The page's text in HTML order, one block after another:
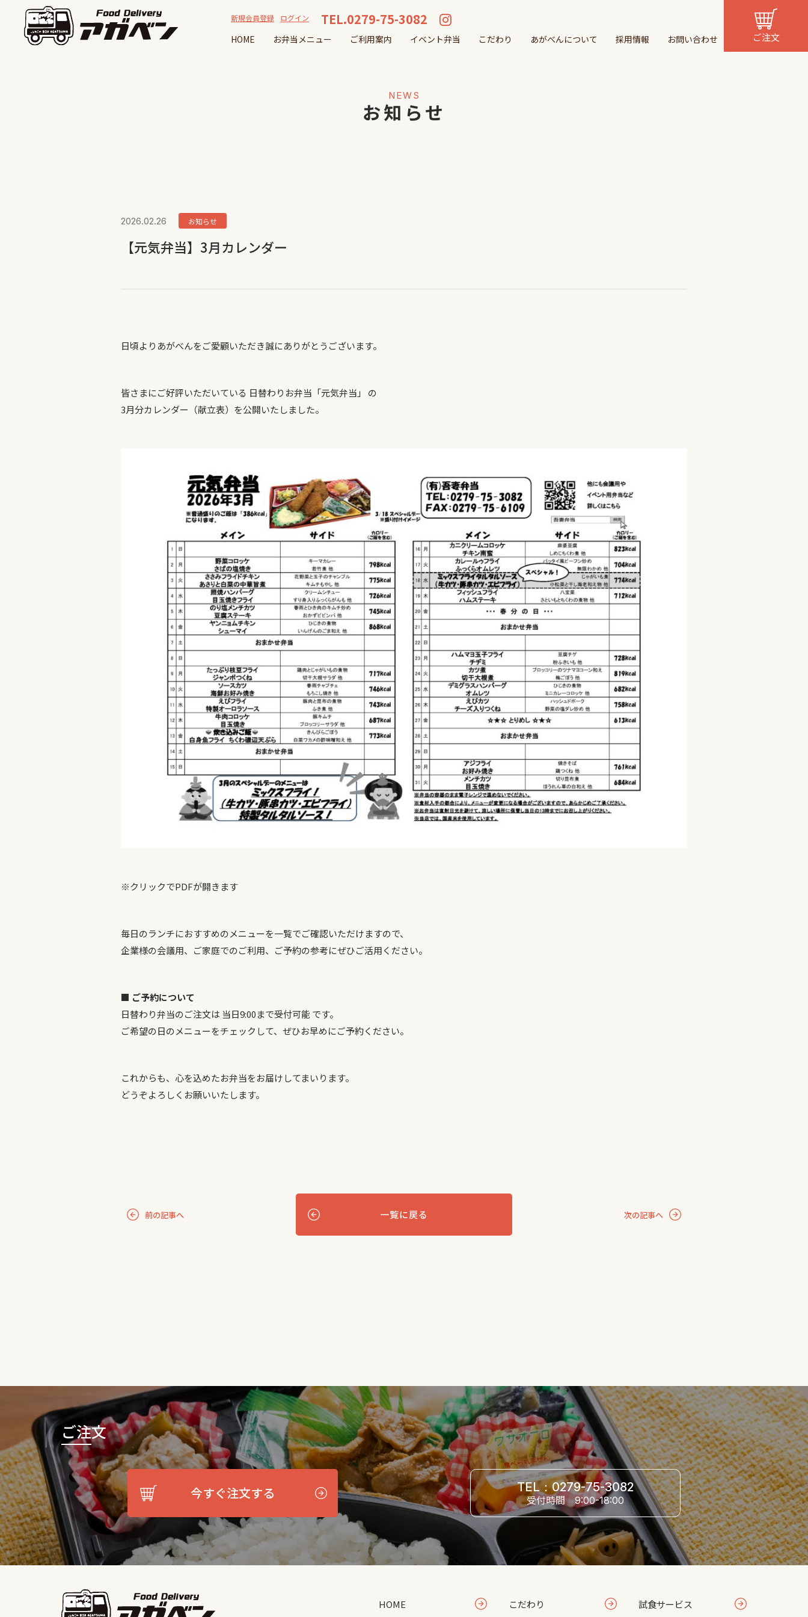
新規会員登録 ログイン TEL.0279-75-3082
HOME お弁当メニュー ご利用案内 イベント弁当 こだわり あがべんについて 採用情報 お問い合わせ ご注文
NEWS
お知らせ
2026.02.26 お知らせ
【元気弁当】3月カレンダー
日頃よりあがべんをご愛顧いただき誠にありがとうございます。
皆さまにご好評いただいている 日替わりお弁当「元気弁当」 の
3月分カレンダー（献立表）を公開いたしました。
※クリックでPDFが開きます
毎日のランチにおすすめのメニューを一覧でご確認いただけますので、
企業様の会議用、ご家庭でのご利用、ご予約の参考にぜひご活用ください。
■ ご予約について
日替わり弁当のご注文は 当日9:00まで受付可能 です。
ご希望の日のメニューをチェックして、ぜひお早めにご予約ください。
これからも、心を込めたお弁当をお届けしてまいります。
どうぞよろしくお願いいたします。
一覧に戻る
前の記事へ 次の記事へ
ご注文
今すぐ注文する
TEL：0279-75-3082
受付時間 9:00-18:00
HOME こだわり 試食サービス